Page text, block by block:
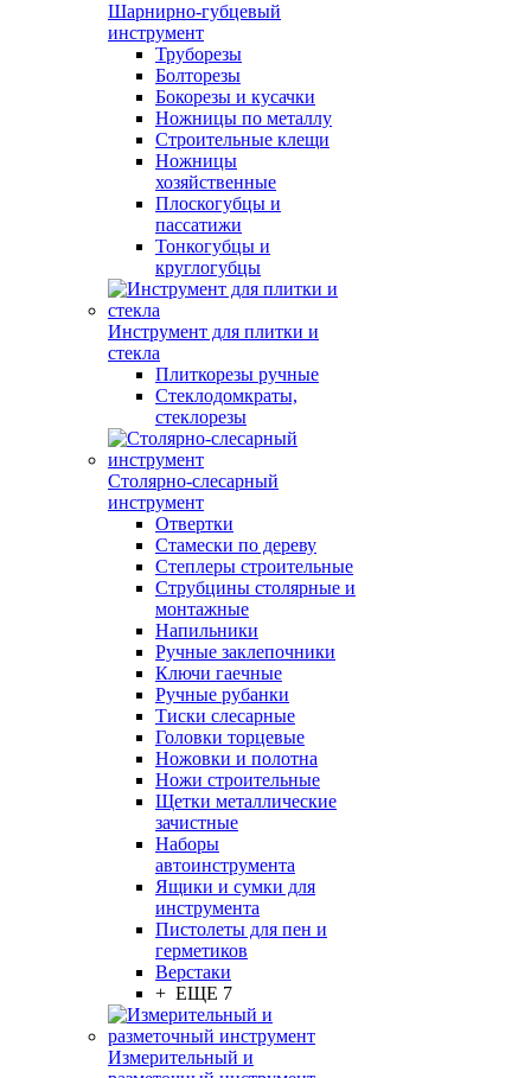
Шарнирно-губцевый
инструмент
Труборезы
Болторезы
Бокорезы и кусачки
Ножницы по металлу
Строительные клещи
Ножницы
хозяйственные
Плоскогубцы и
пассатижи
Тонкогубцы и
круглогубцы
Инструмент для плитки и
стекла
Плиткорезы ручные
Стеклодомкраты,
стеклорезы
Столярно-слесарный
инструмент
Отвертки
Стамески по дереву
Степлеры строительные
Струбцины столярные и
монтажные
Напильники
Ручные заклепочники
Ключи гаечные
Ручные рубанки
Тиски слесарные
Головки торцевые
Ножовки и полотна
Ножи строительные
Щетки металлические
зачистные
Наборы
автоинструмента
Ящики и сумки для
инструмента
Пистолеты для пен и
герметиков
Верстаки
+ ЕЩЕ 7
Измерительный и